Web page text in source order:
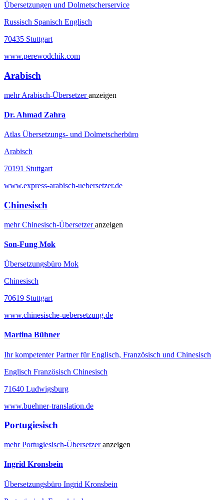
Übersetzungen und Dolmetscherservice
Russisch Spanisch Englisch
70435 Stuttgart
www.perewodchik.com
Arabisch
mehrArabisch-Übersetzeranzeigen
Dr. Ahmad Zahra
Atlas Übersetzungs- und Dolmetscherbüro
Arabisch
70191 Stuttgart
www.express-arabisch-uebersetzer.de
Chinesisch
mehrChinesisch-Übersetzeranzeigen
Son-Fung Mok
Übersetzungsbüro Mok
Chinesisch
70619 Stuttgart
www.chinesische-uebersetzung.de
Martina Bühner
Ihr kompetenter Partner für Englisch, Französisch und Chinesisch
Englisch Französisch Chinesisch
71640 Ludwigsburg
www.buehner-translation.de
Portugiesisch
mehrPortugiesisch-Übersetzeranzeigen
Ingrid Kronsbein
Übersetzungsbüro Ingrid Kronsbein